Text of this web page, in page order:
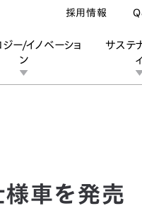
ジー/イノベーショ
ン
サステ
ィ
採用情報
車を発売